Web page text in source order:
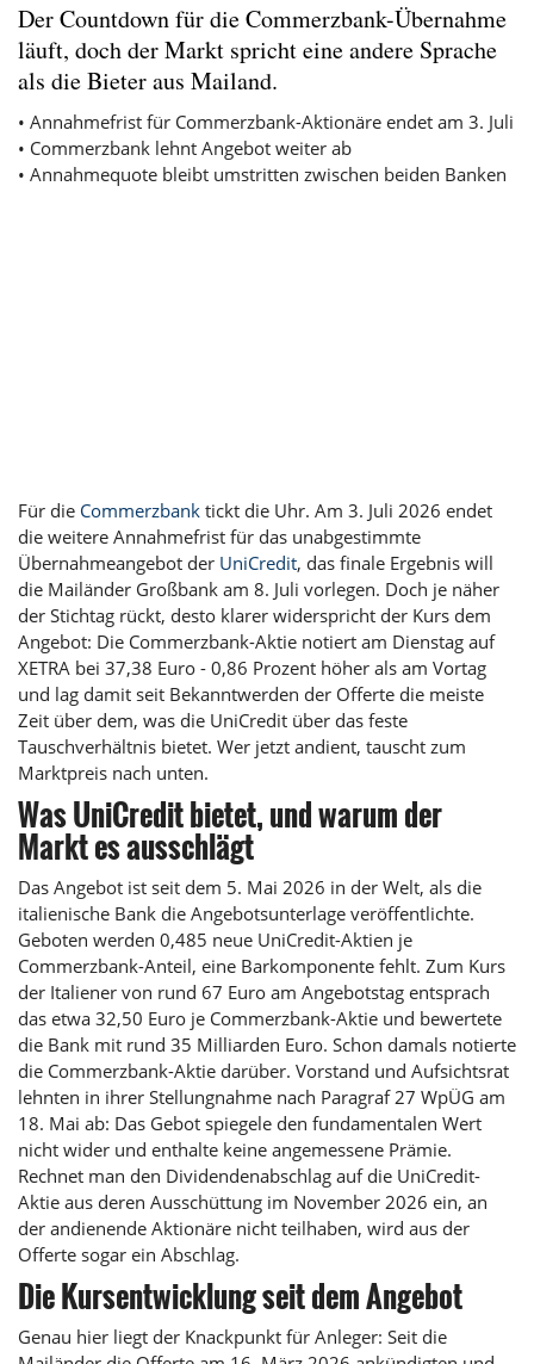
Der Countdown für die Commerzbank-Übernahme
läuft, doch der Markt spricht eine andere Sprache
als die Bieter aus Mailand.
• Annahmefrist für Commerzbank-Aktionäre endet am 3. Juli
• Commerzbank lehnt Angebot weiter ab
• Annahmequote bleibt umstritten zwischen beiden Banken
Für die Commerzbank tickt die Uhr. Am 3. Juli 2026 endet
die weitere Annahmefrist für das unabgestimmte
Übernahmeangebot der UniCredit, das finale Ergebnis will
die Mailänder Großbank am 8. Juli vorlegen. Doch je näher
der Stichtag rückt, desto klarer widerspricht der Kurs dem
Angebot: Die Commerzbank-Aktie notiert am Dienstag auf
XETRA bei 37,38 Euro - 0,86 Prozent höher als am Vortag
und lag damit seit Bekanntwerden der Offerte die meiste
Zeit über dem, was die UniCredit über das feste
Tauschverhältnis bietet. Wer jetzt andient, tauscht zum
Marktpreis nach unten.
Was UniCredit bietet, und warum der
Markt es ausschlägt
Das Angebot ist seit dem 5. Mai 2026 in der Welt, als die
italienische Bank die Angebotsunterlage veröffentlichte.
Geboten werden 0,485 neue UniCredit-Aktien je
Commerzbank-Anteil, eine Barkomponente fehlt. Zum Kurs
der Italiener von rund 67 Euro am Angebotstag entsprach
das etwa 32,50 Euro je Commerzbank-Aktie und bewertete
die Bank mit rund 35 Milliarden Euro. Schon damals notierte
die Commerzbank-Aktie darüber. Vorstand und Aufsichtsrat
lehnten in ihrer Stellungnahme nach Paragraf 27 WpÜG am
18. Mai ab: Das Gebot spiegele den fundamentalen Wert
nicht wider und enthalte keine angemessene Prämie.
Rechnet man den Dividendenabschlag auf die UniCredit-
Aktie aus deren Ausschüttung im November 2026 ein, an
der andienende Aktionäre nicht teilhaben, wird aus der
Offerte sogar ein Abschlag.
Die Kursentwicklung seit dem Angebot
Genau hier liegt der Knackpunkt für Anleger: Seit die